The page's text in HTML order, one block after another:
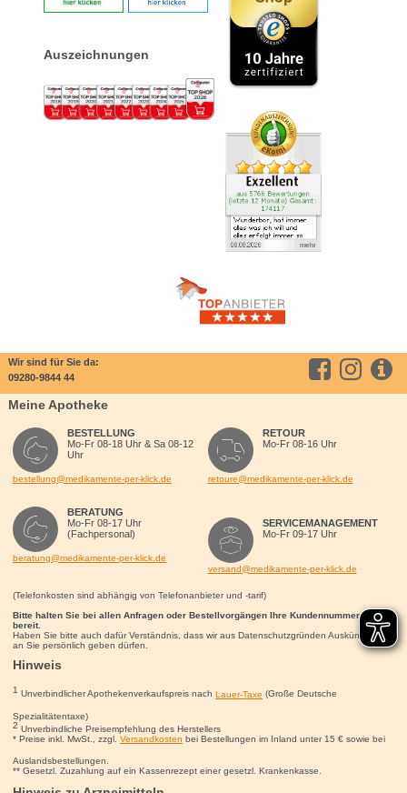
Auszeichnungen
Wir sind für Sie da:
09280-9844 44
Meine Apotheke
BESTELLUNG
Mo-Fr 08-18 Uhr & Sa 08-12
Uhr
bestellung@medikamente-per-klick.de
BERATUNG
Mo-Fr 08-17 Uhr
(Fachpersonal)
beratung@medikamente-per-klick.de
RETOUR
Mo-Fr 08-16 Uhr
retoure@medikamente-per-klick.de
SERVICEMANAGEMENT
Mo-Fr 09-17 Uhr
versand@medikamente-per-klick.de
(Telefonkosten sind abhängig von Telefonanbieter und -tarif)
Bitte halten Sie bei allen Anfragen oder Bestellvorgängen Ihre Kundennummer für uns
bereit.
Haben Sie bitte auch dafür Verständnis, dass wir aus Datenschutzgründen Auskünfte nur
an Sie persönlich geben dürfen.
Hinweis
1 Unverbindlicher Apothekenverkaufspreis nach Lauer-Taxe (Große Deutsche
Spezialitätentaxe)
2 Unverbindliche Preisempfehlung des Herstellers
* Preise inkl. MwSt., zzgl. Versandkosten bei Bestellungen im Inland unter 15 €sowie bei
Auslandsbestellungen.
** Gesetzl. Zuzahlung auf ein Kassenrezept einer gesetzl. Krankenkasse.